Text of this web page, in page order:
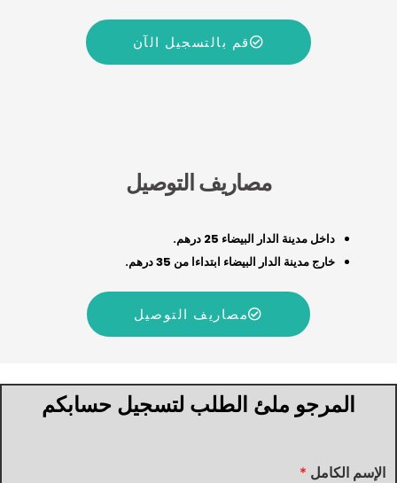
قم بالتسجيل الآن
مصاريف التوصيل
داخل مدينة الدار البيضاء 25 درهم.
خارج مدينة الدار البيضاء ابتداءا من 35 درهم.
مصاريف التوصيل
المرجو ملئ الطلب لتسجيل حسابكم
الإسم الكامل *